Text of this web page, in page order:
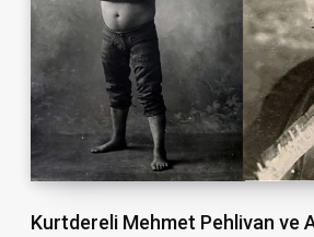
Kurtdereli Mehmet Pehlivan ve